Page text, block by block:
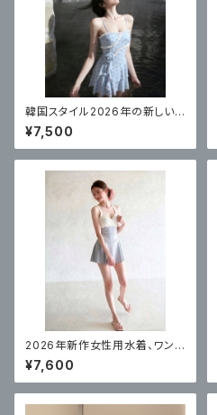
韓国スタイル2026年の新しい
女性用水着、ハイエンドワンピ
ース温泉コンサバスカートスタイ
ルサスペンダー
¥7,500
2026年新作女性用水着、ワンピ
ーススカートスタイル、体型カバ
ー
¥7,600